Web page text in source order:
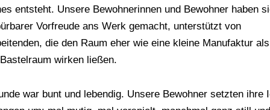
entsteht. Unsere Bewohnerinnen und Bewohner haben
Vorfreude ans Werk gemacht, unterstützt von
die den Raum eher wie eine kleine Manufaktur
wirken ließen.
war bunt und lebendig. Unsere Bewohner setzten ihre